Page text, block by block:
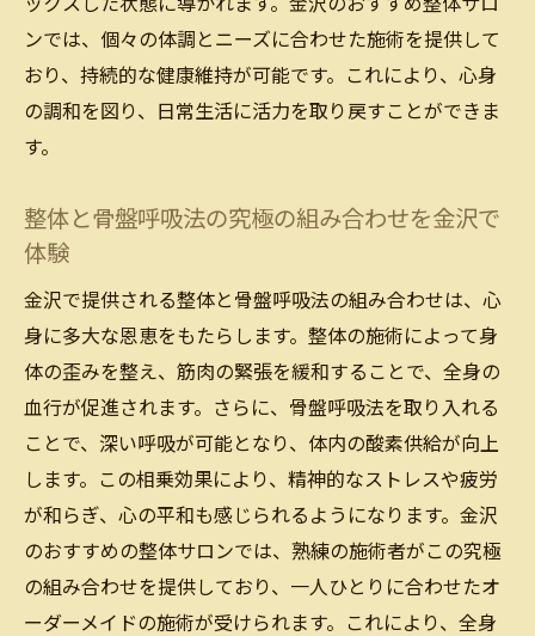
心地よさを追求した金沢の整体サロンの選
金沢の整体でリフレッシュするためのステ
金沢整体おすすめのサロンで体のバランスを整
金沢でおすすめの整体サロンの選び方
整体サロンで体のバランスを整えるステッ
プ
金沢の整体で体感するバランスの重要性
整体で金沢の健康をサポートするアプロー
チ
金沢整体おすすめのサロンで得られる効果
体のバランスを整えるための金沢の整体施
術
ンでは、個々の体調とニーズに合わせた施術を提供して
おり、持続的な健康維持が可能です。これにより、心身
の調和を図り、日常生活に活力を取り戻すことができま
す。
整体と骨盤呼吸法の究極の組み合わせを金沢で
体験
金沢で提供される整体と骨盤呼吸法の組み合わせは、心
身に多大な恩恵をもたらします。整体の施術によって身
体の歪みを整え、筋肉の緊張を緩和することで、全身の
血行が促進されます。さらに、骨盤呼吸法を取り入れる
ことで、深い呼吸が可能となり、体内の酸素供給が向上
します。この相乗効果により、精神的なストレスや疲労
が和らぎ、心の平和も感じられるようになります。金沢
のおすすめの整体サロンでは、熟練の施術者がこの究極
の組み合わせを提供しており、一人ひとりに合わせたオ
ーダーメイドの施術が受けられます。これにより、全身